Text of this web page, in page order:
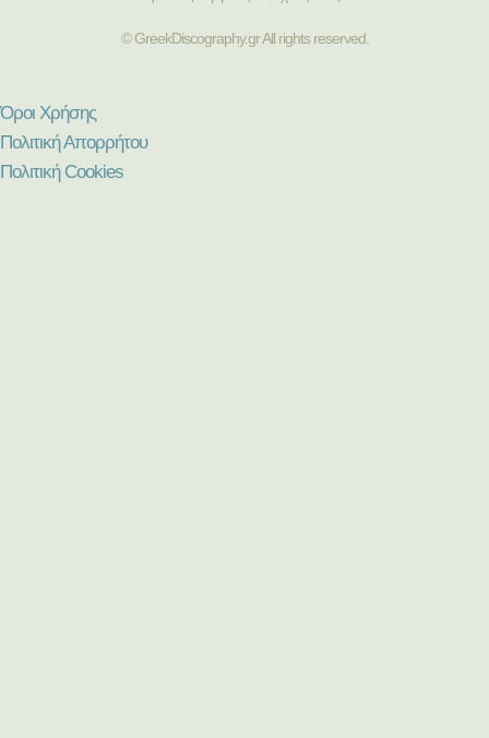
© GreekDiscography.gr All rights reserved.
Όροι Χρήσης
Πολιτική Απορρήτου
Πολιτική Cookies